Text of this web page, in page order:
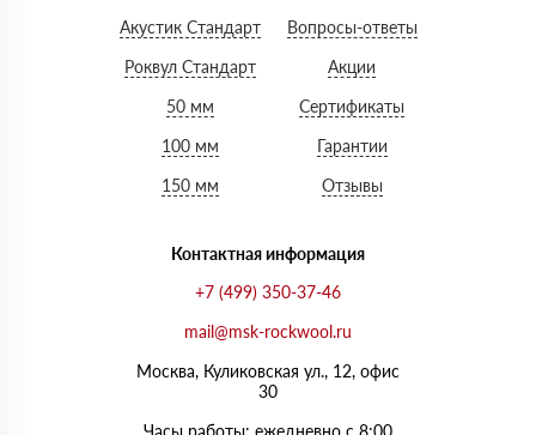
Акустик Стандарт
Роквул Стандарт
50 мм
100 мм
150 мм
Вопросы-ответы
Акции
Сертификаты
Гарантии
Отзывы
Контактная информация
+7 (499) 350-37-46
mail@msk-rockwool.ru
Москва, Куликовская ул., 12, офис
30